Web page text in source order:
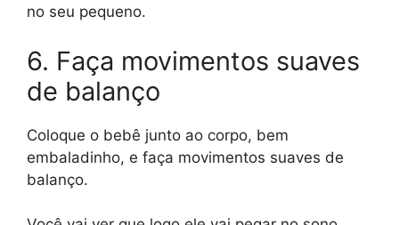
no seu pequeno.
6. Faça movimentos suaves
de balanço
Coloque o bebê junto ao corpo, bem
embaladinho, e faça movimentos suaves de
balanço.